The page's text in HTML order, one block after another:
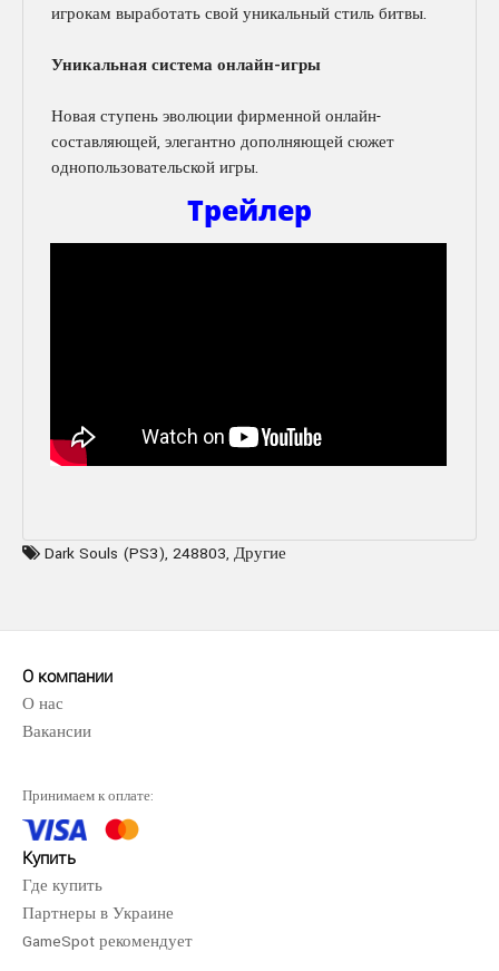
игрокам выработать свой уникальный стиль битвы.
Уникальная система онлайн-игры
Новая ступень эволюции фирменной онлайн-
составляющей, элегантно дополняющей сюжет
однопользовательской игры.
Трейлер
Dark Souls (PS3), 248803, Другие
О компании
О нас
Вакансии
Принимаем к оплате:
Купить
Где купить
Партнеры в Украине
GameSpot рекомендует